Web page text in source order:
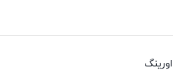
اورینگ